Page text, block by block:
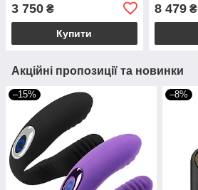
3 750 ₴
Купити
пульта
8 479₴
Акційні пропозиції та новинки
–15% –8%